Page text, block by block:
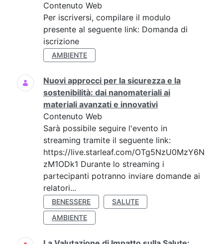
Contenuto Web
Per iscriversi, compilare il modulo
presente al seguente link: Domanda di
iscrizione
AMBIENTE
Nuovi approcci per la sicurezza e la
sostenibilità: dai nanomateriali ai
materiali avanzati e innovativi
Contenuto Web
Sarà possibile seguire l'evento in
streaming tramite il seguente link:
https://live.starleaf.com/OTg5NzU0MzY6N
zM1ODk1 Durante lo streaming i
partecipanti potranno inviare domande ai
relatori...
BENESSERE
SALUTE
AMBIENTE